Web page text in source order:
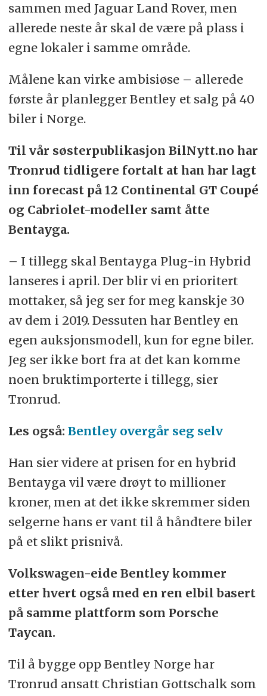
sammen med Jaguar Land Rover, men
allerede neste år skal de være på plass i
egne lokaler i samme område.
Målene kan virke ambisiøse – allerede
første år planlegger Bentley et salg på 40
biler i Norge.
Til vår søsterpublikasjon BilNytt.no har
Tronrud tidligere fortalt at han har lagt
inn forecast på 12 Continental GT Coupé
og Cabriolet-modeller samt åtte
Bentayga.
– I tillegg skal Bentayga Plug-in Hybrid
lanseres i april. Der blir vi en prioritert
mottaker, så jeg ser for meg kanskje 30
av dem i 2019. Dessuten har Bentley en
egen auksjonsmodell, kun for egne biler.
Jeg ser ikke bort fra at det kan komme
noen bruktimporterte i tillegg, sier
Tronrud.
Les også: Bentley overgår seg selv
Han sier videre at prisen for en hybrid
Bentayga vil være drøyt to millioner
kroner, men at det ikke skremmer siden
selgerne hans er vant til å håndtere biler
på et slikt prisnivå.
Volkswagen-eide Bentley kommer
etter hvert også med en ren elbil basert
på samme plattform som Porsche
Taycan.
Til å bygge opp Bentley Norge har
Tronrud ansatt Christian Gottschalk som